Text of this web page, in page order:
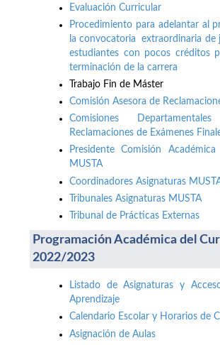
Evaluación Curricular
Procedimiento para adelantar al
la convocatoria extraordinaria de
estudiantes con pocos créditos
terminación de la carrera
Trabajo Fin de Máster
Comisión Asesora de
Comisiones
Reclamaciones de Exámenes
Presidente Comisión
MUSTA
Coordinadores Asignaturas
Tribunales Asignaturas MUSTA
Tribunal de Prácticas Externas
Programación Académica del
2022/2023
Listado de Asignaturas y
Aprendizaje
Calendario Escolar y Horarios de
Asignación de Aulas